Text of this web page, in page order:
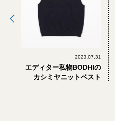
2023.07.31
エディター私物BODHIの
カシミヤニットベスト